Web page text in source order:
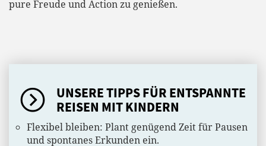
pure Freude und Action zu genießen.
UNSERE TIPPS FÜR ENTSPANNTE
REISEN MIT KINDERN
Flexibel bleiben: Plant genügend Zeit für Pausen
und spontanes Erkunden ein.